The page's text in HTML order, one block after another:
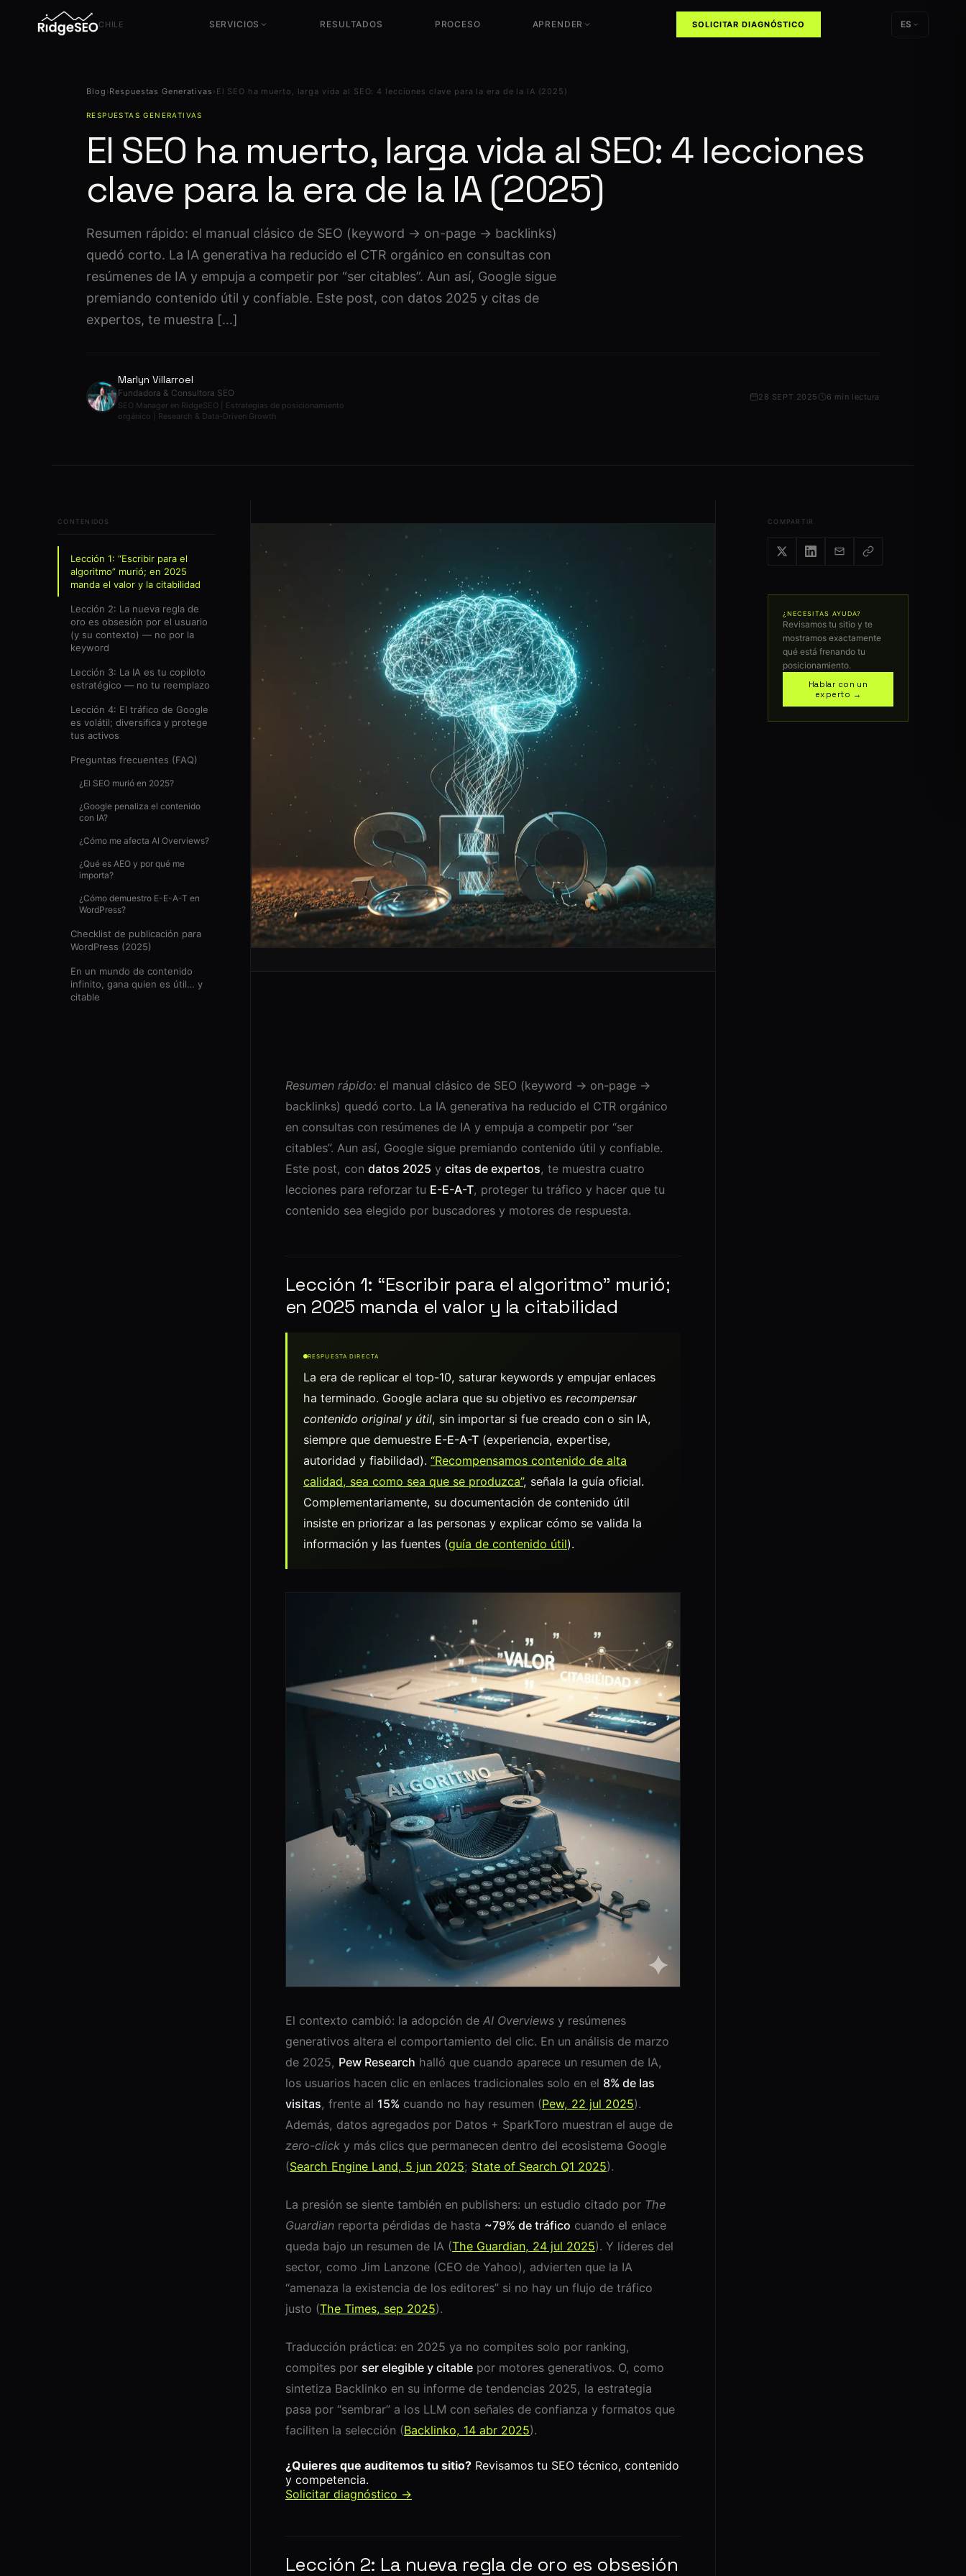
CHILE SERVICIOS
Técnico, contenido y autoridad
Consultoría SEO
Auditoría SEO Avanzada
Conversión y experimentación
Servicios UX
Tracking & Analítica
conversiones
Visibilidad en ChatGPT,
RESULTADOS PROCESO APRENDER
¿Qué es el CRO?
Optimización de conversión
¿Qué es el SXO?
SEO + UX + Conversión
SEO para IA · ChatGPT, Perplexity
¿Qué es el AEO?
Ser la respuesta directa en Google e
IA
SEO Internacional
SOLICITAR DIAGNÓSTICO ES
Blog ›Respuestas Generativas › El SEO ha muerto, larga vida al SEO: 4 lecciones clave para la era de la IA (2025)
RESPUESTAS GENERATIVAS
El SEO ha muerto, larga vida al SEO: 4 lecciones
clave para la era de la IA (2025)
Resumen rápido: el manual clásico de SEO (keyword → on-page → backlinks)
quedó corto. La IA generativa ha reducido el CTR orgánico en consultas con
resúmenes de IA y empuja a competir por “ser citables”. Aun así, Google sigue
premiando contenido útil y confiable. Este post, con datos 2025 y citas de
expertos, te muestra […]
Marlyn Villarroel
Fundadora & Consultora SEO
SEO Manager en RidgeSEO | Estrategias de posicionamiento
orgánico | Research & Data-Driven Growth
28 SEPT 2025 6 min lectura
CONTENIDOS
Lección 1: “Escribir para el
algoritmo” murió; en 2025
manda el valor y la citabilidad
Lección 2: La nueva regla de
oro es obsesión por el usuario
(y su contexto) — no por la
keyword
Lección 3: La IA es tu copiloto
estratégico — no tu reemplazo
Lección 4: El tráfico de Google
es volátil; diversifica y protege
tus activos
Preguntas frecuentes (FAQ)
¿El SEO murió en 2025?
¿Google penaliza el contenido
con IA?
¿Cómo me afecta AI Overviews?
¿Qué es AEO y por qué me
importa?
¿Cómo demuestro E-E-A-T en
WordPress?
Checklist de publicación para
WordPress (2025)
En un mundo de contenido
infinito, gana quien es útil… y
citable
Resumen rápido: el manual clásico de SEO (keyword → on-page →
backlinks) quedó corto. La IA generativa ha reducido el CTR orgánico
en consultas con resúmenes de IA y empuja a competir por “ser
citables”. Aun así, Google sigue premiando contenido útil y confiable.
Este post, con datos 2025 y citas de expertos, te muestra cuatro
lecciones para reforzar tu E-E-A-T, proteger tu tráfico y hacer que tu
contenido sea elegido por buscadores y motores de respuesta.
Lección 1: “Escribir para el algoritmo” murió;
en 2025 manda el valor y la citabilidad
RESPUESTA DIRECTA
La era de replicar el top-10, saturar keywords y empujar enlaces
ha terminado. Google aclara que su objetivo es recompensar
contenido original y útil, sin importar si fue creado con o sin IA,
siempre que demuestre E-E-A-T (experiencia, expertise,
autoridad y fiabilidad). “Recompensamos contenido de alta
calidad, sea como sea que se produzca”, señala la guía oficial.
Complementariamente, su documentación de contenido útil
insiste en priorizar a las personas y explicar cómo se valida la
información y las fuentes (guía de contenido útil).
El contexto cambió: la adopción de AI Overviews y resúmenes
generativos altera el comportamiento del clic. En un análisis de marzo
de 2025, Pew Research halló que cuando aparece un resumen de IA,
los usuarios hacen clic en enlaces tradicionales solo en el 8% de las
visitas, frente al 15% cuando no hay resumen (Pew, 22 jul 2025).
Además, datos agregados por Datos + SparkToro muestran el auge de
zero-click y más clics que permanecen dentro del ecosistema Google
(Search Engine Land, 5 jun 2025; State of Search Q1 2025).
La presión se siente también en publishers: un estudio citado por The
Guardian reporta pérdidas de hasta ~79% de tráfico cuando el enlace
queda bajo un resumen de IA (The Guardian, 24 jul 2025). Y líderes del
sector, como Jim Lanzone (CEO de Yahoo), advierten que la IA
“amenaza la existencia de los editores” si no hay un flujo de tráfico
justo (The Times, sep 2025).
Traducción práctica: en 2025 ya no compites solo por ranking,
compites por ser elegible y citable por motores generativos. O, como
sintetiza Backlinko en su informe de tendencias 2025, la estrategia
pasa por “sembrar” a los LLM con señales de confianza y formatos que
faciliten la selección (Backlinko, 14 abr 2025).
¿Quieres que auditemos tu sitio? Revisamos tu SEO técnico, contenido
y competencia.
Solicitar diagnóstico →
Lección 2: La nueva regla de oro es obsesión
COMPARTIR
¿NECESITAS AYUDA?
Revisamos tu sitio y te
mostramos exactamente
qué está frenando tu
posicionamiento.
Hablar con un
experto →